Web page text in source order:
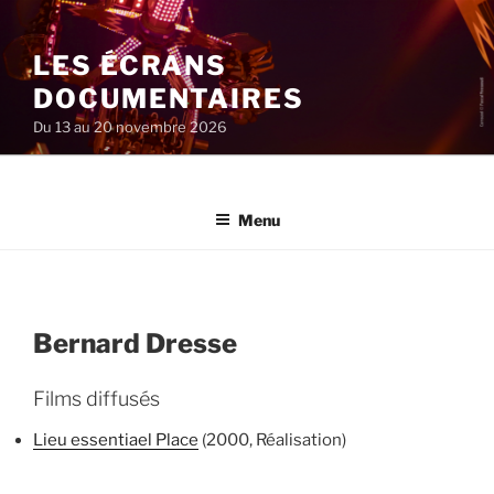
au
contenu
principal
LES ÉCRANS
DOCUMENTAIRES
Du 13 au 20 novembre 2026
Menu
Bernard Dresse
Films diffusés
Lieu essentiael Place (2000, Réalisation)